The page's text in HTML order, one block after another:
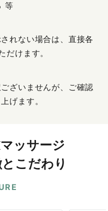
等
れない場合は、直接各
だけます。
ざいませんが、ご確認
げます。
ッサージ
こだわり